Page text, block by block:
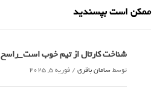
ممکن است بپسندید
شناخت کارتال از تیم خوب است_راسخ
توسطسامان باقری / فوریه 5, 2025